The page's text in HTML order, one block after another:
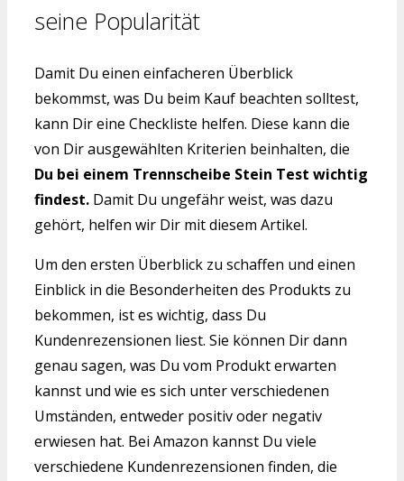
seine Popularität
Damit Du einen einfacheren Überblick
bekommst, was Du beim Kauf beachten solltest,
kann Dir eine Checkliste helfen. Diese kann die
von Dir ausgewählten Kriterien beinhalten, die
Du bei einem Trennscheibe Stein Test wichtig
findest. Damit Du ungefähr weist, was dazu
gehört, helfen wir Dir mit diesem Artikel.
Um den ersten Überblick zu schaffen und einen
Einblick in die Besonderheiten des Produkts zu
bekommen, ist es wichtig, dass Du
Kundenrezensionen liest. Sie können Dir dann
genau sagen, was Du vom Produkt erwarten
kannst und wie es sich unter verschiedenen
Umständen, entweder positiv oder negativ
erwiesen hat. Bei Amazon kannst Du viele
verschiedene Kundenrezensionen finden, die